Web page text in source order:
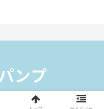
クパンプ.